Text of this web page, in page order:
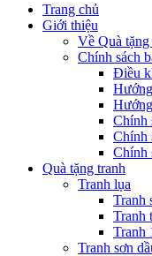
Trang chủ
Giới thiệu
Về Quà
Chính sách
Điều
Chính
Chính
Chính
Quà tặng tranh
Tranh lụa
Tranh
Tranh
Tranh
Tranh sơn